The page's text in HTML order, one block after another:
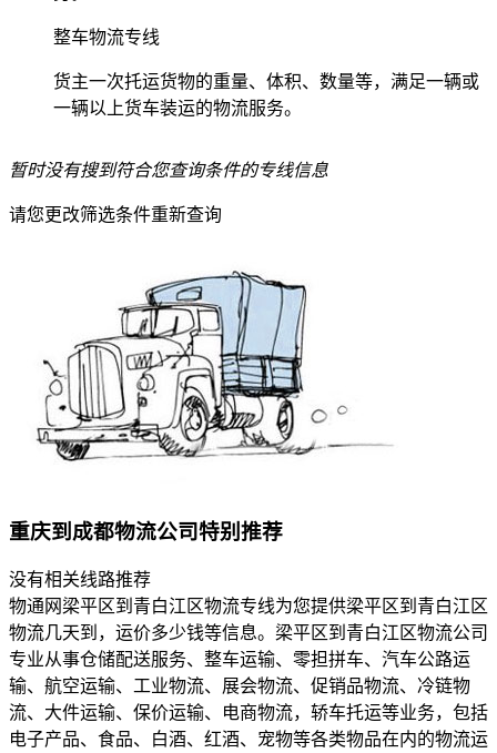
整车物流专线
货主一次托运货物的重量、体积、数量等，满足一辆或
一辆以上货车装运的物流服务。
暂时没有搜到符合您查询条件的专线信息
请您更改筛选条件重新查询
重庆到成都物流公司特别推荐
没有相关线路推荐
物通网梁平区到青白江区物流专线为您提供梁平区到青白江区
物流几天到，运价多少钱等信息。梁平区到青白江区物流公司
专业从事仓储配送服务、整车运输、零担拼车、汽车公路运
输、航空运输、工业物流、展会物流、促销品物流、冷链物
流、大件运输、保价运输、电商物流，轿车托运等业务，包括
电子产品、食品、白酒、红酒、宠物等各类物品在内的物流运